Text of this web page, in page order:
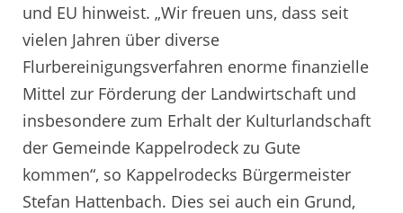
und EU hinweist. „Wir freuen uns, dass seit
vielen Jahren über diverse
Flurbereinigungsverfahren enorme finanzielle
Mittel zur Förderung der Landwirtschaft und
insbesondere zum Erhalt der Kulturlandschaft
der Gemeinde Kappelrodeck zu Gute
kommen“, so Kappelrodecks Bürgermeister
Stefan Hattenbach. Dies sei auch ein Grund,